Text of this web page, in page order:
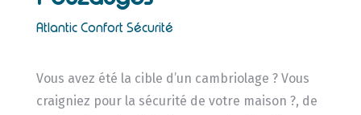
Atlantic Confort Sécurité
Vous avez été la cible d’un cambriolage ? Vous
craigniez pour la sécurité de votre maison ?, de